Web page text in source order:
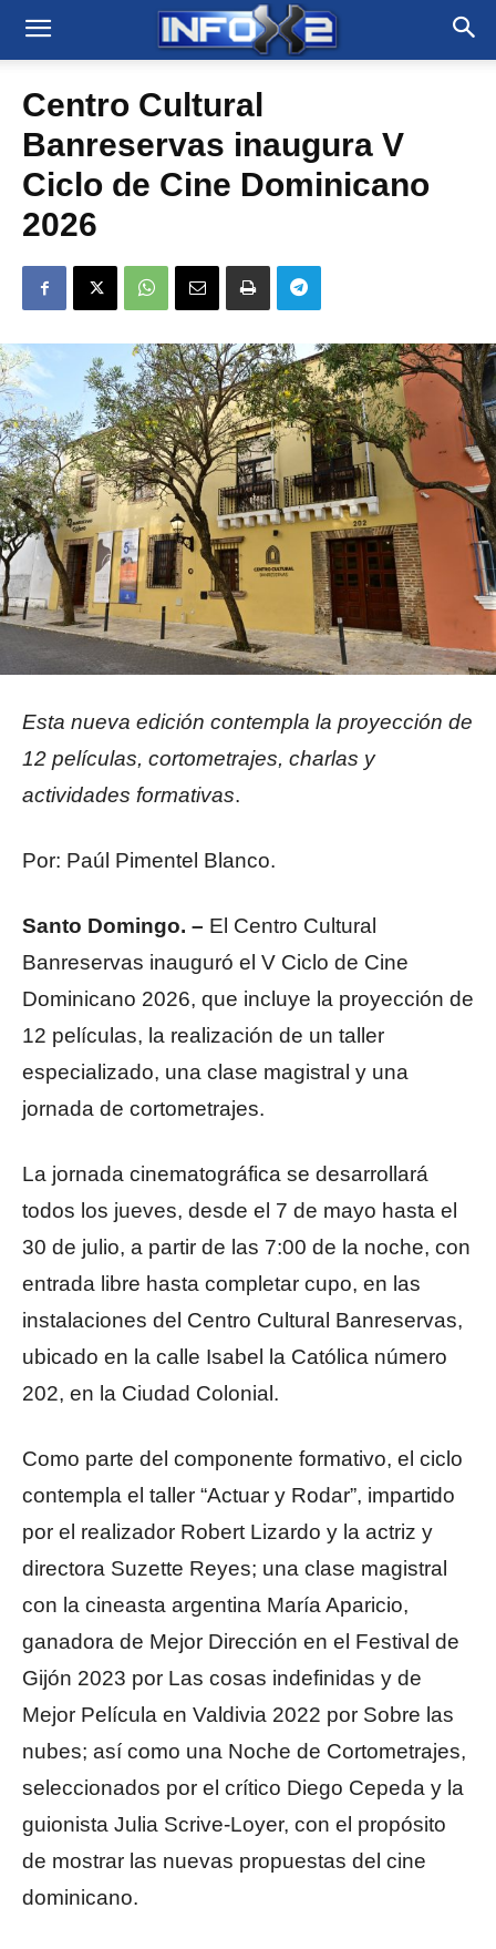
Centro Cultural
Banreservas inaugura V
Ciclo de Cine Dominicano
2026
Esta nueva edición contempla la proyección de
12 películas, cortometrajes, charlas y
actividades formativas.
Por: Paúl Pimentel Blanco.
Santo Domingo. – El Centro Cultural
Banreservas inauguró el V Ciclo de Cine
Dominicano 2026, que incluye la proyección de
12 películas, la realización de un taller
especializado, una clase magistral y una
jornada de cortometrajes.
La jornada cinematográfica se desarrollará
todos los jueves, desde el 7 de mayo hasta el
30 de julio, a partir de las 7:00 de la noche, con
entrada libre hasta completar cupo, en las
instalaciones del Centro Cultural Banreservas,
ubicado en la calle Isabel la Católica número
202, en la Ciudad Colonial.
Como parte del componente formativo, el ciclo
contempla el taller “Actuar y Rodar”, impartido
por el realizador Robert Lizardo y la actriz y
directora Suzette Reyes; una clase magistral
con la cineasta argentina María Aparicio,
ganadora de Mejor Dirección en el Festival de
Gijón 2023 por Las cosas indefinidas y de
Mejor Película en Valdivia 2022 por Sobre las
nubes; así como una Noche de Cortometrajes,
seleccionados por el crítico Diego Cepeda y la
guionista Julia Scrive-Loyer, con el propósito
de mostrar las nuevas propuestas del cine
dominicano.